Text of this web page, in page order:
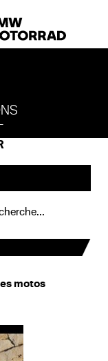
SITE DE SPORT MOTO
motos